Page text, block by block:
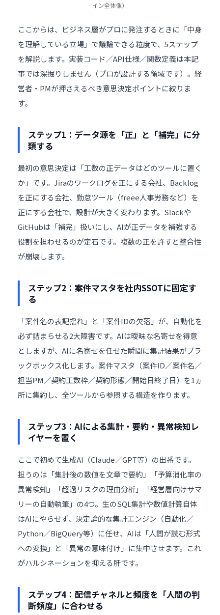
イン全体像）
ここからは、ビジネス層がプロに発注するときに「中身
を理解している立場」で議論できる粒度で、5ステップ
を解説します。実装コード／API仕様／関数定義は本記
事では深掘りしません（プロが設計する領域です）。経
営者・PMが押さえるべき意思決定ポイントに絞りま
す。
ステップ1：データ源を「正」と「補完」に分
類する
最初の意思決定は「工数の正データはどのツールに置く
か」です。Jiraのワークログを正にする会社、Backlog
を正にする会社、勤怠ツール（freee人事労務など）を
正にする会社で、設計が大きく変わります。Slackや
GitHubは「補完」扱いにし、AIが正データを補強する
役割を担わせるのが定石です。複数の正を許すと整合性
が崩壊します。
ステップ2：案件マスタを社内SSOTに固定す
る
「案件名の表記揺れ」と「案件IDの欠落」が、自動化を
必ず詰まらせる2大障害です。AIは曖昧な名寄せを得意
としますが、AIに名寄せを任せた瞬間に集計結果がブラ
ックボックス化します。案件マスタ（案件ID／案件名／
担当PM／契約工数枠／契約形態／開始日終了日）を1ヵ
所に集約し、全ツールから参照する構造を作ります。
ステップ3：AIによる集計・要約・異常検知レ
イヤーを置く
ここで初めて生成AI（Claude／GPT等）の出番です。
担うのは「集計後の数値を文章で要約」「予算消化率の
異常検知」「超過リスクの理由分析」「経営層向けサマ
リーの自動執筆」の4つ。生のSQL集計や数値計算自体
はAIにやらせず、決定論的な集計エンジン（自動化／
Python／BigQuery等）に任せ、AIは「人間が読む形式
への変換」と「異常の意味付け」に集中させます。これ
がハルシネーションを抑える肝です。
ステップ4：配信チャネルと頻度を「人間の判
断頻度」に合わせる